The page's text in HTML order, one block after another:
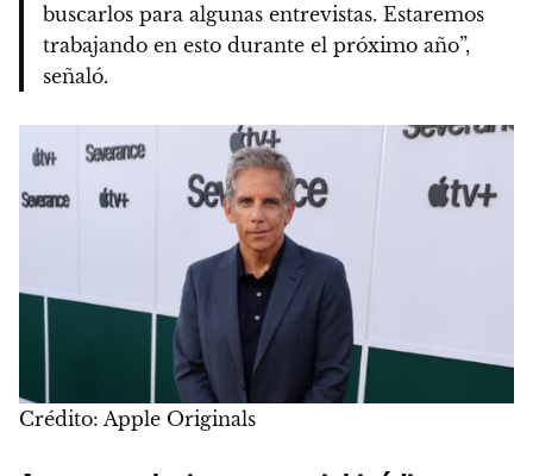
buscarlos para algunas entrevistas. Estaremos
trabajando en esto durante el próximo año”,
señaló.
Crédito: Apple Originals